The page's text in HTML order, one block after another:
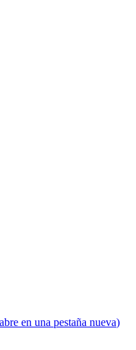
en una pestaña nueva)